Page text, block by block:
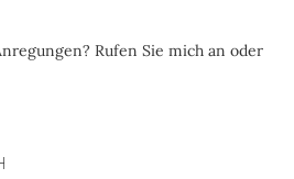
Rufen Sie mich an oder